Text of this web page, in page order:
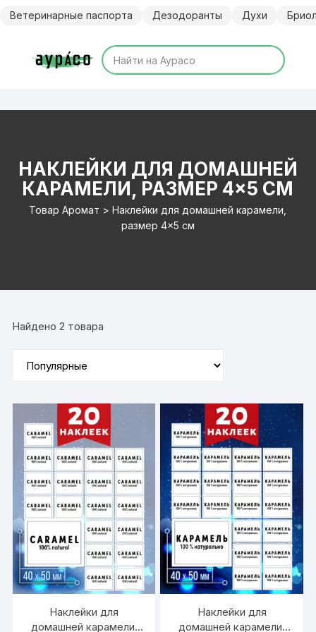
Ветеринарные паспорта Дезодоранты Духи
НАКЛЕЙКИ ДЛЯ ДОМАШНЕЙ
КАРАМЕЛИ, РАЗМЕР 4×5 СМ
Товар Аромат > Наклейки для домашней карамели,
размер 4×5 см
Найдено 2 товара
Наклейки для
домашней карамели,
Наклейки для
домашней карамели,